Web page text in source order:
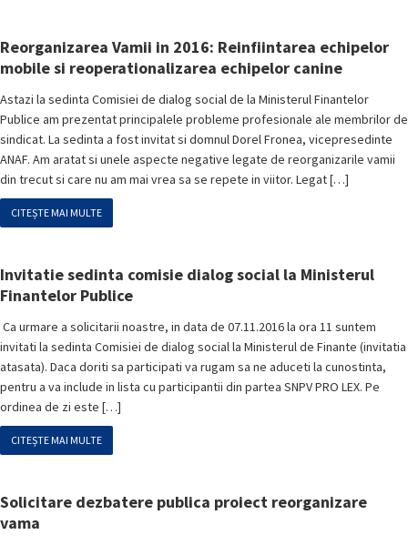
Reorganizarea Vamii in 2016: Reinfiintarea echipelor
mobile si reoperationalizarea echipelor canine
Astazi la sedinta Comisiei de dialog social de la Ministerul Finantelor
Publice am prezentat principalele probleme profesionale ale membrilor de
sindicat. La sedinta a fost invitat si domnul Dorel Fronea, vicepresedinte
ANAF. Am aratat si unele aspecte negative legate de reorganizarile vamii
din trecut si care nu am mai vrea sa se repete in viitor. Legat […]
CITEȘTE MAI MULTE
Invitatie sedinta comisie dialog social la Ministerul
Finantelor Publice
Ca urmare a solicitarii noastre, in data de 07.11.2016 la ora 11 suntem
invitati la sedinta Comisiei de dialog social la Ministerul de Finante (invitatia
atasata). Daca doriti sa participati va rugam sa ne aduceti la cunostinta,
pentru a va include in lista cu participantii din partea SNPV PRO LEX. Pe
ordinea de zi este […]
CITEȘTE MAI MULTE
Solicitare dezbatere publica proiect reorganizare
vama